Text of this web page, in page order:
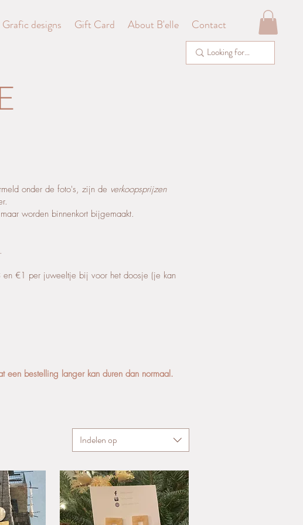
Grafic designs Gift Card About B'elle Contact
onder de foto's, zijn de verkoopsprijzen
worden binnenkort bijgemaakt.
€1 per juweeltje bij voor het doosje (je kan
bestelling langer kan duren dan normaal.
Indelen op